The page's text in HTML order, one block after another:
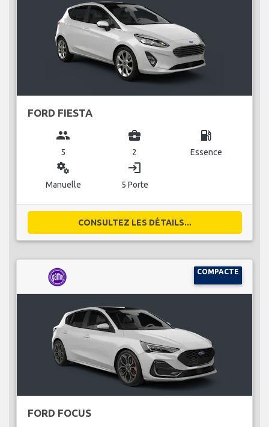
FORD FIESTA
group
5
business_center
2
local_gas_station
Essence
miscellaneous_services
Manuelle
login
5 Porte
CONSULTEZ LES DÉTAILS...
COMPACTE
FORD FOCUS